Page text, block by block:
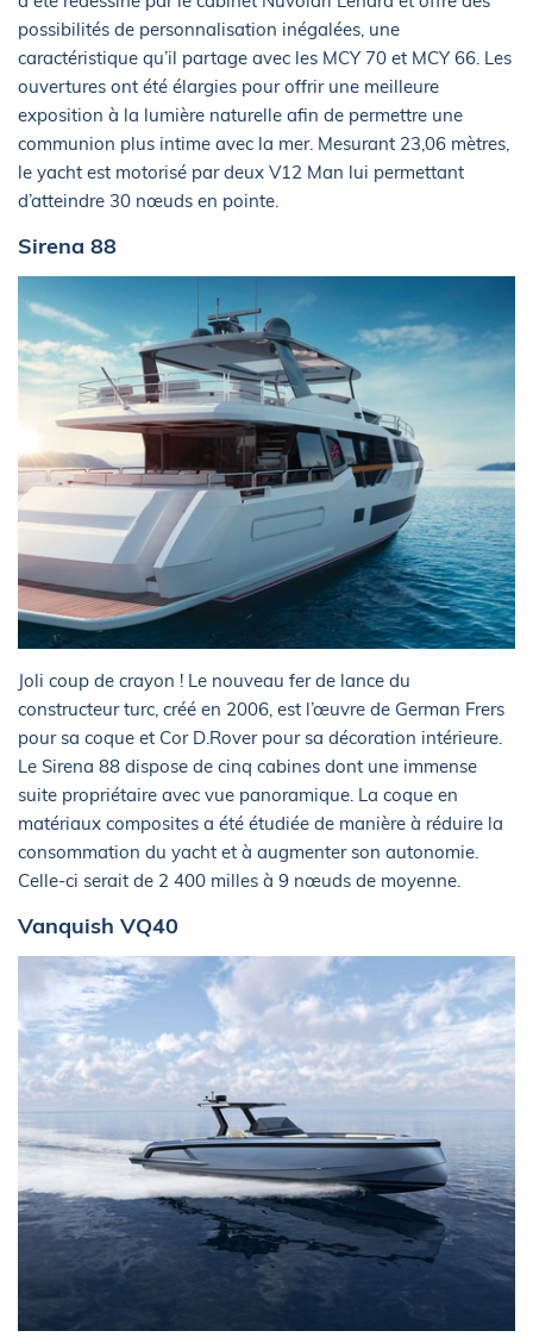
possibilités de personnalisation inégalées, une
caractéristique qu’il partage avec les MCY 70 et MCY 66. Les
ouvertures ont été élargies pour offrir une meilleure
exposition à la lumière naturelle afin de permettre une
communion plus intime avec la mer. Mesurant 23,06 mètres,
le yacht est motorisé par deux V12 Man lui permettant
d’atteindre 30 nœuds en pointe.
Sirena 88
Joli coup de crayon ! Le nouveau fer de lance du
constructeur turc, créé en 2006, est l’œuvre de German Frers
pour sa coque et Cor D.Rover pour sa décoration intérieure.
Le Sirena 88 dispose de cinq cabines dont une immense
suite propriétaire avec vue panoramique. La coque en
matériaux composites a été étudiée de manière à réduire la
consommation du yacht et à augmenter son autonomie.
Celle-ci serait de 2 400 milles à 9 nœuds de moyenne.
Vanquish VQ40